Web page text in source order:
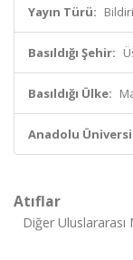
Yayın Türü:
Basıldığı Şehir:
Basıldığı Ülke:
Anadolu
Atıflar
Diğer Uluslararası